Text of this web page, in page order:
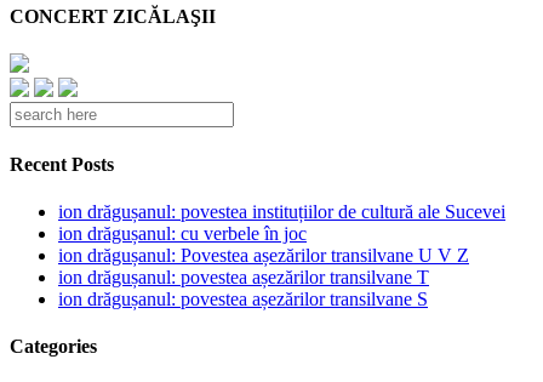
CONCERT ZICĂLAŞII
Recent Posts
ion drăgușanul: povestea instituțiilor de cultură ale Sucevei
ion drăgușanul: cu verbele în joc
ion drăgușanul: Povestea așezărilor transilvane U V Z
ion drăgușanul: povestea așezărilor transilvane T
ion drăgușanul: povestea așezărilor transilvane S
Categories